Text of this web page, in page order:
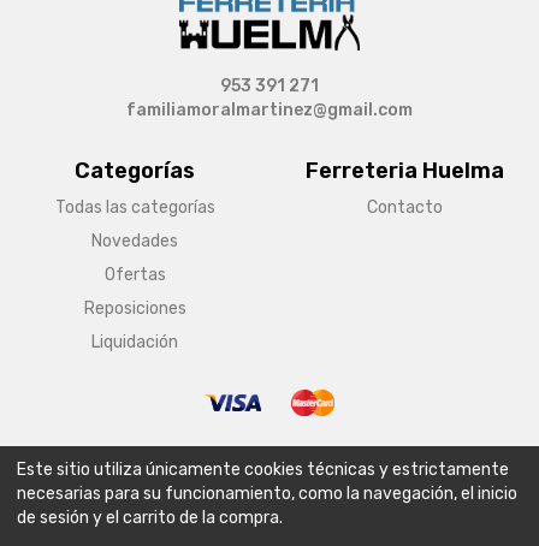
Categorías
Todas las categorías
Novedades
Ofertas
Reposiciones
Liquidación
Ferreteria Huelma
Contacto
953 391 271
familiamoralmartinez@gmail.com
Aviso legal Condiciones generales de venta
Política de envío
Política de privacidad
Política de cookies
Este sitio utiliza únicamente cookies técnicas y estrictamente
necesarias para su funcionamiento, como la navegación, el inicio
de sesión y el carrito de la compra.